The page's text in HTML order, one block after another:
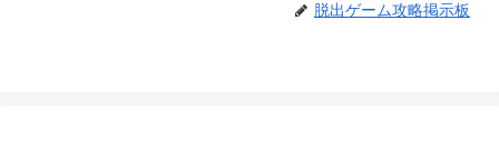
脱出ゲーム攻略掲示板